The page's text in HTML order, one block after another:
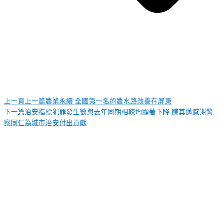
上一頁 上一篇農業永續 全國第一名的農水路改善在屏東
下一篇治安指標犯罪發生數與去年同期相較均顯著下降 陳其邁感謝警
察同仁為城市治安付出貢獻